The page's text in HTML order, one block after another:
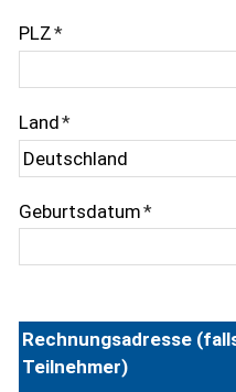
PLZ*
Land*
Geburtsdatum*
Rechnungsadresse
Teilnehmer)